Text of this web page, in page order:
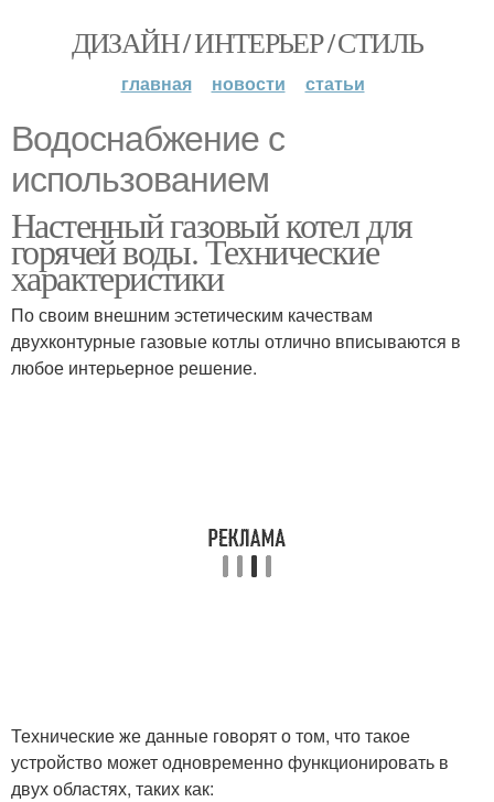
ДИЗАЙН / ИНТЕРЬЕР / СТИЛЬ
главная новости статьи
Водоснабжение с
использованием
Настенный газовый котел для
горячей воды. Технические
характеристики
По своим внешним эстетическим качествам
двухконтурные газовые котлы отлично вписываются в
любое интерьерное решение.
Технические же данные говорят о том, что такое
устройство может одновременно функционировать в
двух областях, таких как: